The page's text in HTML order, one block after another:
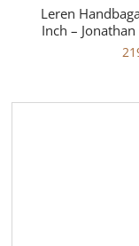
Leren
Inch –